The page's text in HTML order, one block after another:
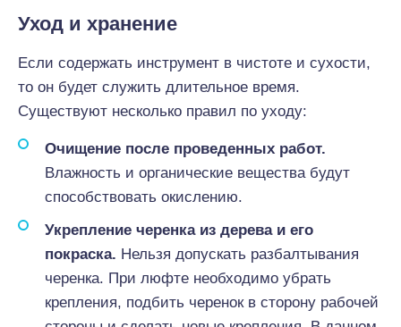
Уход и хранение
Если содержать инструмент в чистоте и сухости,
то он будет служить длительное время.
Существуют несколько правил по уходу:
Очищение после проведенных работ.
Влажность и органические вещества будут
способствовать окислению.
Укрепление черенка из дерева и его
покраска. Нельзя допускать разбалтывания
черенка. При люфте необходимо убрать
крепления, подбить черенок в сторону рабочей